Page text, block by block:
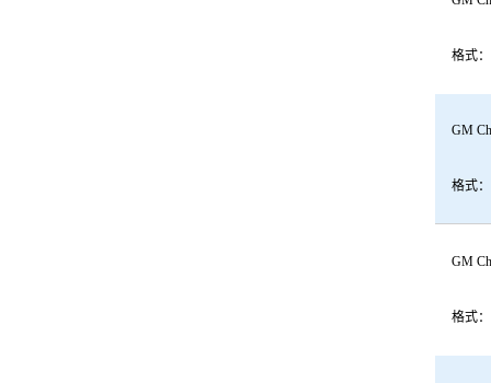
格式
GM
格式
GM
格式